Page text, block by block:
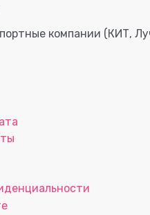
компании (КИТ,